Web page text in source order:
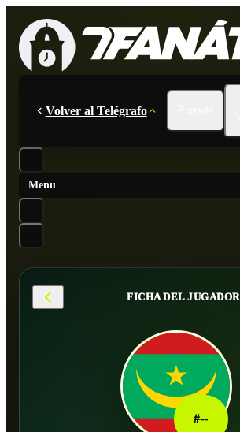
Volver al Telégrafo
Menu
FICHA DEL JUGADOR
#--